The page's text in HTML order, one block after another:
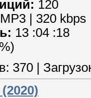
120
MP3 | 320 kbps
13 :04 :18
370 |